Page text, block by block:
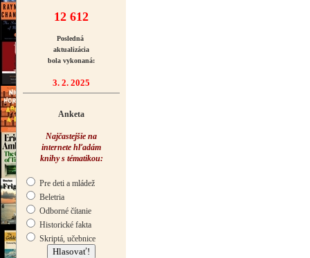
12 612
Posledná
aktualizácia
bola vykonaná:
3. 2. 2025
Anketa
Najčastejšie na
internete hľadám
knihy s tématikou:
Pre deti a mládež
Beletria
Odborné čítanie
Historické fakta
Skriptá, učebnice